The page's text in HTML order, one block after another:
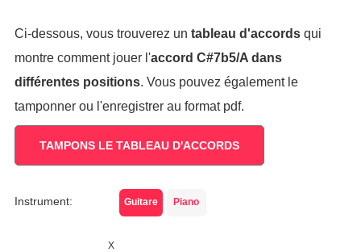
Ci-dessous, vous trouverez un tableau d'accordsqui
montre comment jouer l'accord C#7b5/Adans
différentes positions. Vous pouvez également le
tamponner ou l'enregistrer au format pdf.
TAMPONS LE TABLEAU D'ACCORDS
Instrument: Guitare Piano
X